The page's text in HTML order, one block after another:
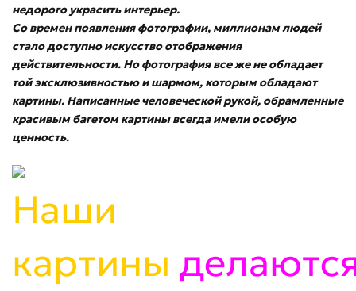
недорого украсить интерьер.
Со времен появления фотографии, миллионам людей
стало доступно искусство отображения
действительности. Но фотография все же не обладает
той эксклюзивностью и шармом, которым обладают
картины. Написанные человеческой рукой, обрамленные
красивым багетом картины всегда имели особую
ценность.
Наши
картины